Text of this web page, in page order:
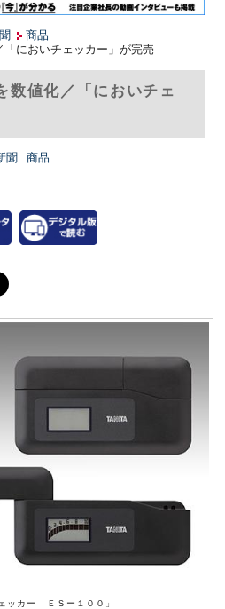
商品
においチェッカー」が完売
数値化／「においチェ
聞
商品
ッカー ＥＳー１００」